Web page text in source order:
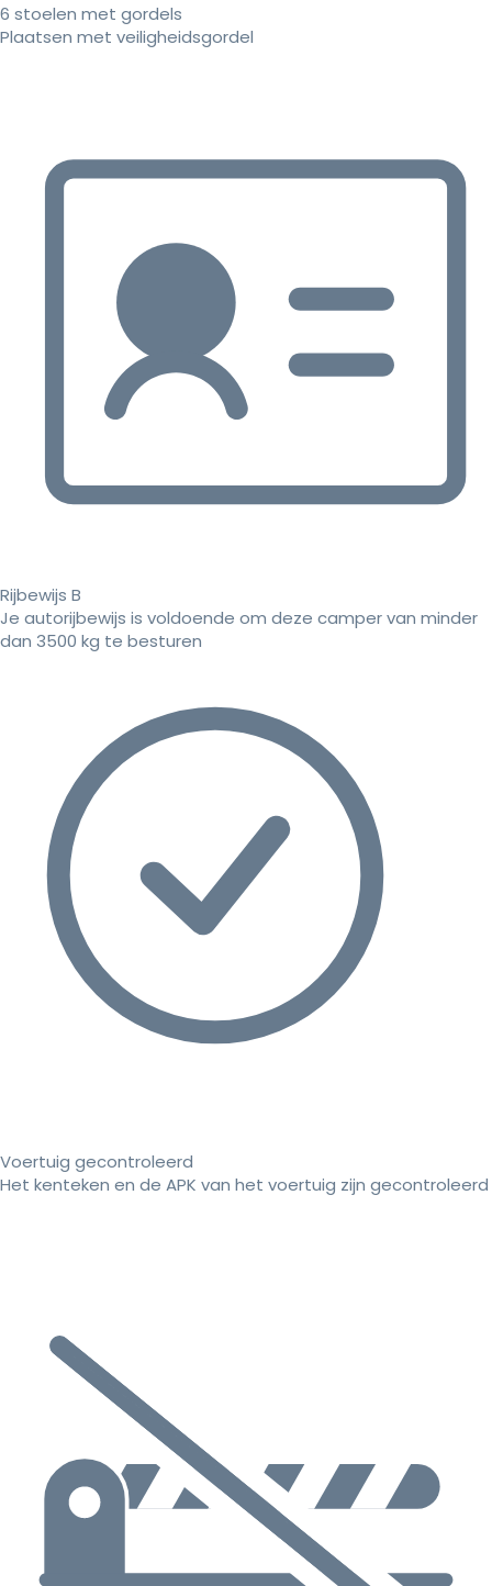
6 stoelen met gordels
Plaatsen met veiligheidsgordel
Rijbewijs B
Je autorijbewijs is voldoende om deze camper van minder
dan 3500 kg te besturen
Voertuig gecontroleerd
Het kenteken en de APK van het voertuig zijn gecontroleerd